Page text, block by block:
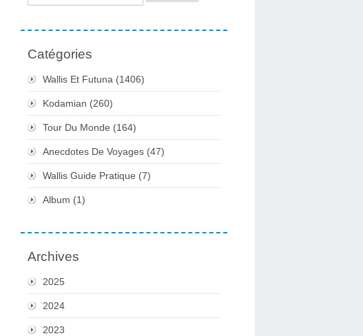
Catégories
Wallis Et Futuna (1406)
Kodamian (260)
Tour Du Monde (164)
Anecdotes De Voyages (47)
Wallis Guide Pratique (7)
Album (1)
Archives
2025
2024
2023